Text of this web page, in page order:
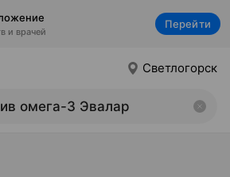
и врачей
Перейти
Светлогорск